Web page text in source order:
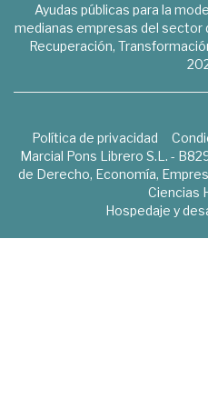
Ayudas públicas para la
medianas empresas del sector
Recuperación,
Política de privacidad
Marcial Pons Librero S.L. -
de Derecho, Economía,
Ciencias
Hospedaje y